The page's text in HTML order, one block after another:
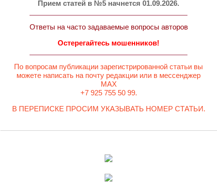
Прием статей в №5 начнется 01.09.2026.
Ответы на часто задаваемые вопросы авторов
Остерегайтесь мошенников!
По вопросам публикации зарегистрированной статьи вы
можете написать на почту редакции или в мессенджер
MAX
+7 925 755 50 99.
В ПЕРЕПИСКЕ ПРОСИМ УКАЗЫВАТЬ НОМЕР СТАТЬИ.